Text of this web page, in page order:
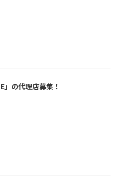
」の代理店募集！